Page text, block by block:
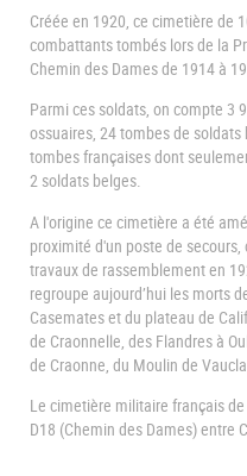
Créée en 1920, ce cimetière de
combattants tombés lors de la
Chemin des Dames de 1914 à
Parmi ces soldats, on compte 3
ossuaires, 24 tombes de
tombes françaises dont
2 soldats belges.
A l'origine ce cimetière a été
proximité d'un poste de
travaux de rassemblement en
regroupe aujourd’hui les morts
Casemates et du plateau de
de Craonnelle, des Flandres à
de Craonne, du Moulin de
Le cimetière militaire français
D18 (Chemin des Dames) entre